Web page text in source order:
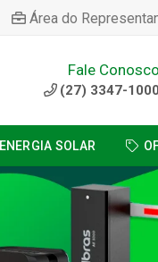
Área do
Fale Conosco
(27) 3347-1000
ENERGIA SOLAR